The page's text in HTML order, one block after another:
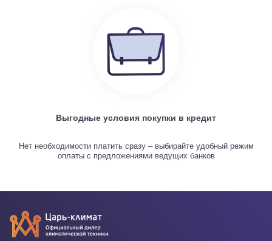
Выгодные условия покупки в кредит
Нет необходимости платить сразу – выбирайте удобный режим
оплаты с предложениями ведущих банков